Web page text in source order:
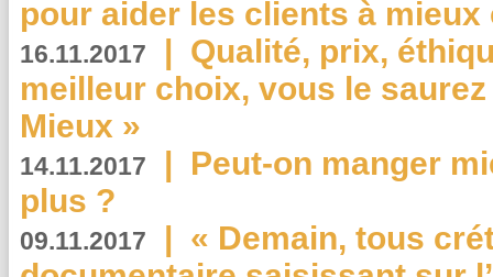
pour aider les clients à
16.11.2017 | Qualité, prix,
meilleur choix, vous le
Mieux »
14.11.2017 | Peut-on manger
plus ?
09.11.2017 | « Demain, tous